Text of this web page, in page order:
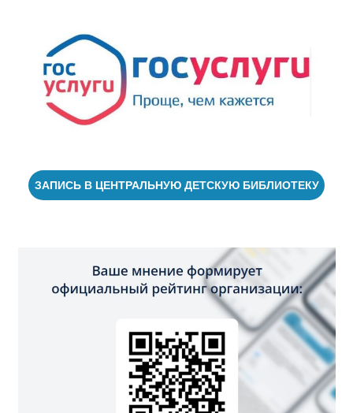
ЗАПИСЬ В ЦЕНТРАЛЬНУЮ ДЕТСКУЮ БИБЛИОТЕКУ